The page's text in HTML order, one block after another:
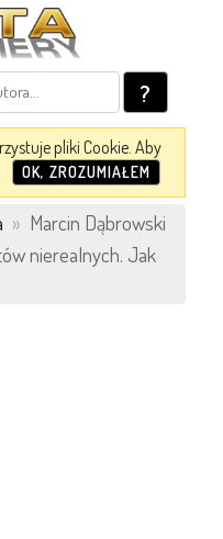
?
pliki Cookie. Aby
OK, ZROZUMIAŁEM
» Marcin Dąbrowski
nierealnych. Jak